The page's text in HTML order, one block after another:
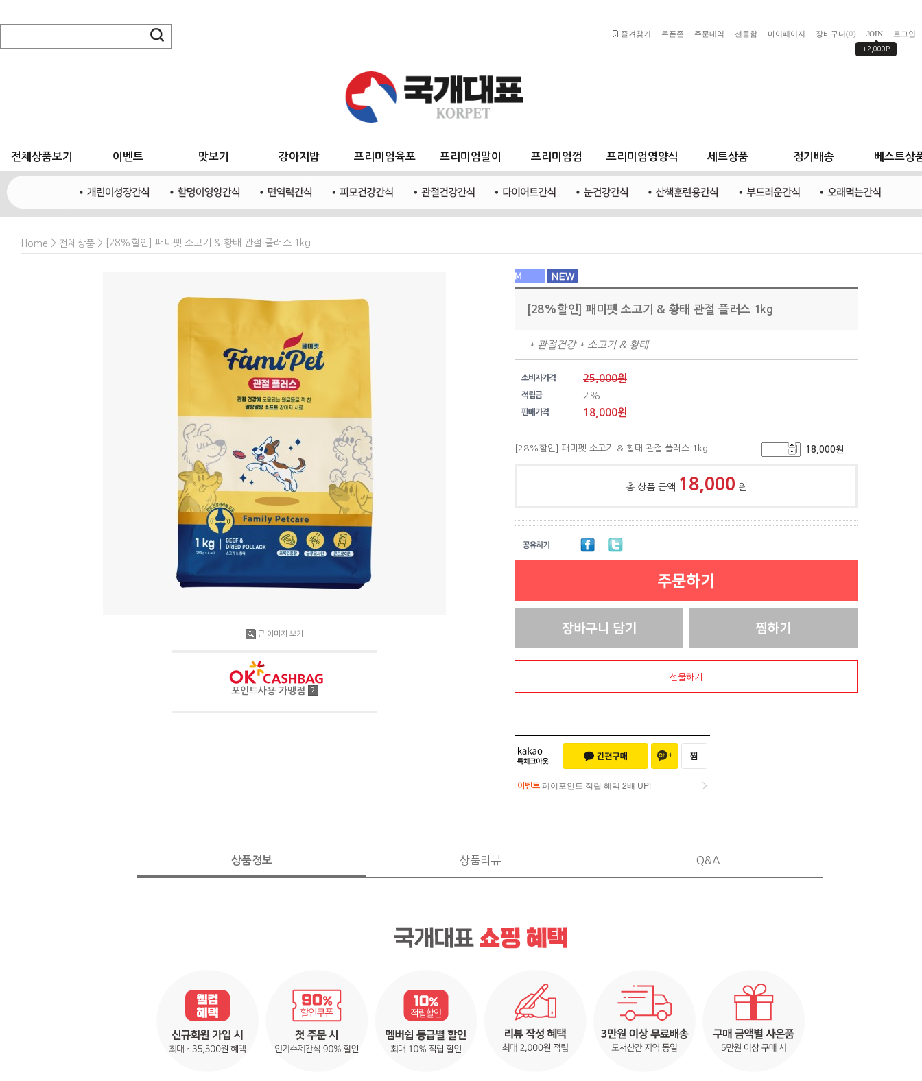
로그인
JOIN
+2,000P
장바구니(0)
마이페이지
선물함
주문내역
쿠폰존
즐겨찾기
전체상품보기 이벤트 맛보기 강아지밥 프리미엄육포 프리미엄말이 프리미엄껌 프리미엄영양식 세트상품 정기배송 베스트상
Home > 전체상품 > [28%할인] 패미펫 소고기 & 황태 관절 플러스 1kg
큰 이미지 보기
포인트사용 가맹점 ?
[28%할인] 패미펫 소고기 & 황태 관절 플러스 1kg
* 관절건강 * 소고기 & 황태
소비자가격 25,000원
적립금 2%
판매가격 18,000원
[28%할인] 패미펫 소고기 & 황태 관절 플러스 1kg 18,000원
총 상품 금액 18,000 원
선물하기
이벤트 페이포인트 적립 혜택 2배 UP!
상품정보 상품리뷰 Q&A